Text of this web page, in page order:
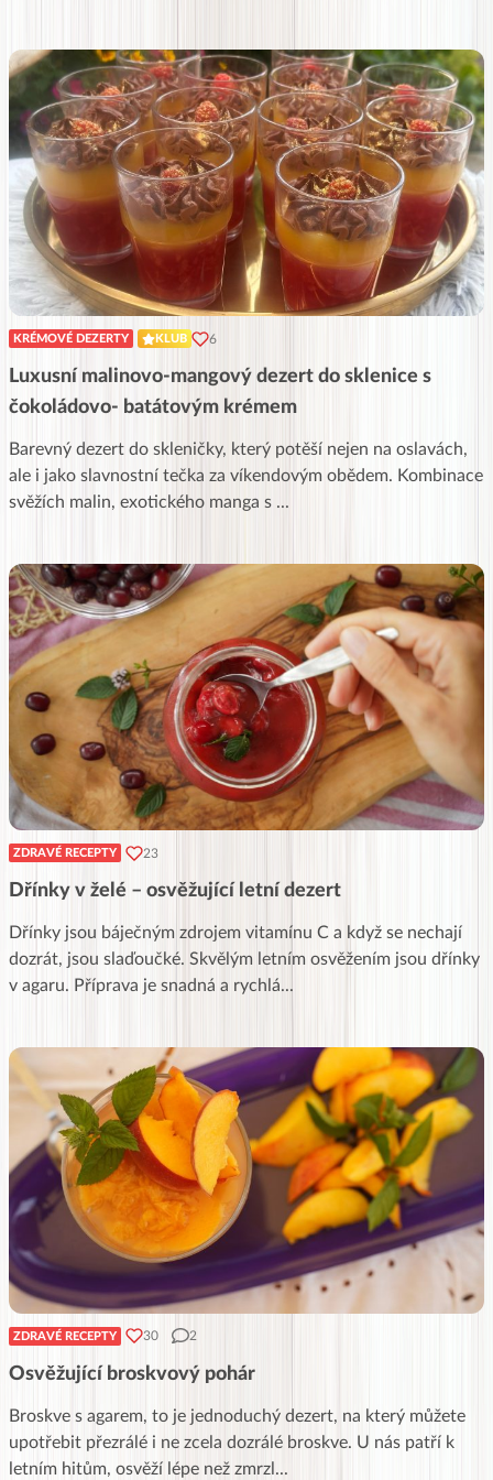
KRÉMOVÉ DEZERTY KLUB 6
Luxusní malinovo-mangový dezert do sklenice s
čokoládovo- batátovým krémem
Barevný dezert do skleničky, který potěší nejen na oslavách,
ale i jako slavnostní tečka za víkendovým obědem. Kombinace
svěžích malin, exotického manga s ...
ZDRAVÉ RECEPTY 23
Dřínky v želé – osvěžující letní dezert
Dřínky jsou báječným zdrojem vitamínu C a když se nechají
dozrát, jsou slaďoučké. Skvělým letním osvěžením jsou dřínky
v agaru. Příprava je snadná a rychlá...
ZDRAVÉ RECEPTY 30 2
Osvěžující broskvový pohár
Broskve s agarem, to je jednoduchý dezert, na který můžete
upotřebit přezrálé i ne zcela dozrálé broskve. U nás patří k
letním hitům, osvěží lépe než zmrzl ...